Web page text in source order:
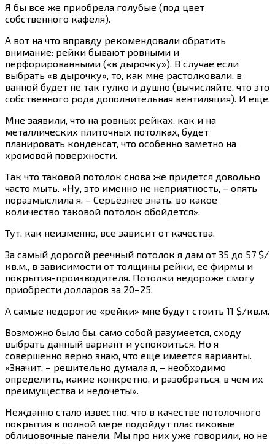
Я бы все же приобрела голубые (под цвет
собственного кафеля).
А вот на что вправду рекомендовали обратить
внимание: рейки бывают ровными и
перфорированными («в дырочку»). В случае если
выбрать «в дырочку», то, как мне растолковали, в
ванной будет не так гулко и душно (вычисляйте, что это
собственного рода дополнительная вентиляция). И еще.
Мне заявили, что на ровных рейках, как и на
металлических плиточных потолках, будет
планировать конденсат, что особенно заметно на
хромовой поверхности.
Так что таковой потолок снова же придется довольно
часто мыть. «Ну, это именно не неприятность, – опять
поразмыслила я. – Серьёзнее знать, во какое
количество таковой потолок обойдется».
Тут, как неизменно, все зависит от качества.
За самый дорогой реечный потолок я дам от 35 до 57 $/
кв.м., в зависимости от толщины рейки, ее фирмы и
покрытия-производителя. Потолки недороже смогу
приобрести долларов за 20–25.
А самые недорогие «рейки» мне будут стоить 11 $/кв.м.
Возможно было бы, само собой разумеется, сходу
выбрать данный вариант и успокоиться. Но я
совершенно верно знаю, что еще имеется варианты.
«Значит, – решительно думала я, – необходимо
определить, какие конкретно, и разобраться, в чем их
преимущества и недочёты».
Нежданно стало известно, что в качестве потолочного
покрытия в полной мере подойдут пластиковые
облицовочные панели. Мы про них уже говорили, но не